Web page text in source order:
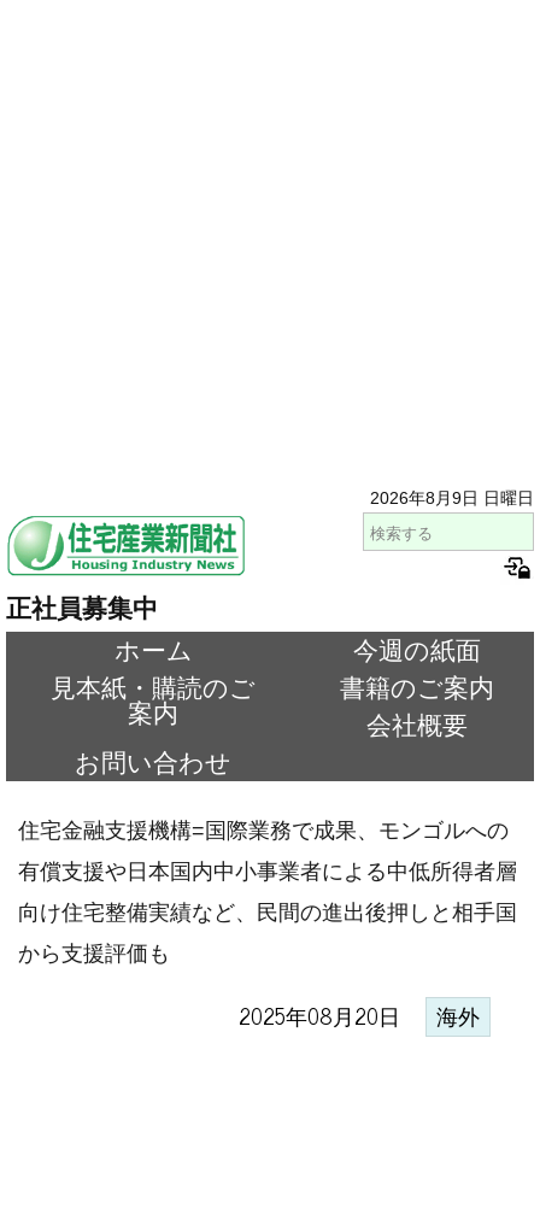
2026年8月9日 日曜日
正社員募集中
ホーム
今週の紙面
見本紙・購読のご
案内
書籍のご案内
会社概要
お問い合わせ
住宅金融支援機構=国際業務で成果、モンゴルへの
有償支援や日本国内中小事業者による中低所得者層
向け住宅整備実績など、民間の進出後押しと相手国
から支援評価も
2025年08月20日 海外